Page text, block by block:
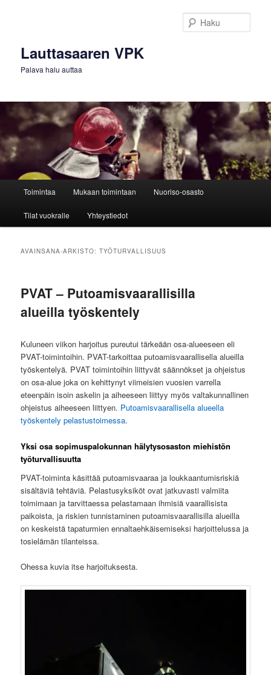
Lauttasaaren VPK
Palava halu auttaa
Toimintaa Mukaan toimintaan Nuoriso-osasto
Tilat vuokralle Yhteystiedot
AVAINSANA-ARKISTO:TYÖTURVALLISUUS
PVAT – Putoamisvaarallisilla
alueilla työskentely
Kuluneen viikon harjoitus pureutui tärkeään osa-alueeseen eli
PVAT-toimintoihin. PVAT-tarkoittaa putoamisvaarallisella alueilla
työskentelyä. PVAT toimintoihin liittyvät säännökset ja ohjeistus
on osa-alue joka on kehittynyt viimeisien vuosien varrella
eteenpäin isoin askelin ja aiheeseen liittyy myös valtakunnallinen
ohjeistus aiheeseen liittyen. Putoamisvaarallisella alueella
työskentely pelastustoimessa.
Yksi osa sopimuspalokunnan hälytysosaston miehistön
työturvallisuutta
PVAT-toiminta käsittää putoamisvaaraa ja loukkaantumisriskiä
sisältäviä tehtäviä. Pelastusyksiköt ovat jatkuvasti valmiita
toimimaan ja tarvittaessa pelastamaan ihmisiä vaarallisista
paikoista, ja riskien tunnistaminen putoamisvaarallisilla alueilla
on keskeistä tapaturmien ennaltaehkäisemiseksi harjoittelussa ja
tosielämän tilanteissa.
Ohessa kuvia itse harjoituksesta.